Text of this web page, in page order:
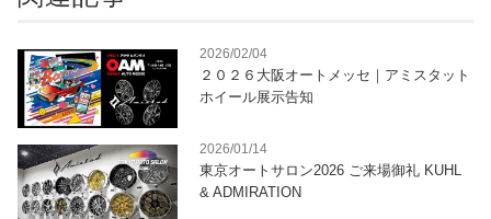
2026/02/04
２０２６大阪オートメッセ｜アミスタット
ホイール展示告知
2026/01/14
東京オートサロン2026 ご来場御礼 KUHL
& ADMIRATION